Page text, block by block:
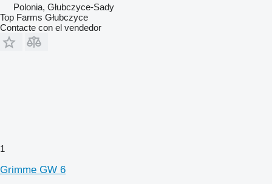
Polonia, Głubczyce-Sady
Top Farms Głubczyce
Contacte con el vendedor
1
Grimme GW 6